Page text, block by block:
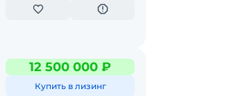
12 500 000 ₽
Купить в лизинг